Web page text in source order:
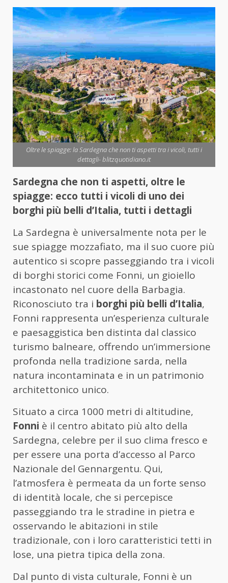
Oltre le spiagge: la Sardegna che non ti aspetti tra i vicoli, tutti i
dettagli- blitzquotidiano.it
Sardegna che non ti aspetti, oltre le
spiagge: ecco tutti i vicoli di uno dei
borghi più belli d’Italia, tutti i dettagli
La Sardegna è universalmente nota per le
sue spiagge mozzafiato, ma il suo cuore più
autentico si scopre passeggiando tra i vicoli
di borghi storici come Fonni, un gioiello
incastonato nel cuore della Barbagia.
Riconosciuto tra i borghi più belli d’Italia,
Fonni rappresenta un’esperienza culturale
e paesaggistica ben distinta dal classico
turismo balneare, offrendo un’immersione
profonda nella tradizione sarda, nella
natura incontaminata e in un patrimonio
architettonico unico.
Situato a circa 1000 metri di altitudine,
Fonni è il centro abitato più alto della
Sardegna, celebre per il suo clima fresco e
per essere una porta d’accesso al Parco
Nazionale del Gennargentu. Qui,
l’atmosfera è permeata da un forte senso
di identità locale, che si percepisce
passeggiando tra le stradine in pietra e
osservando le abitazioni in stile
tradizionale, con i loro caratteristici tetti in
lose, una pietra tipica della zona.
Dal punto di vista culturale, Fonni è un